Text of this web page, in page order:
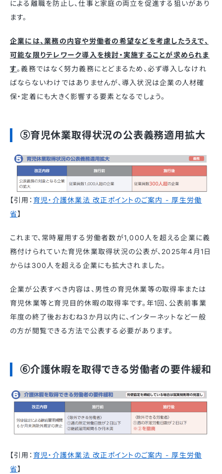
による離職を防止し、仕事と家庭の両立を促進する狙いがあり
ます。
企業には、業務の内容や労働者の希望などを考慮したうえで、
可能な限りテレワーク導入を検討・実施することが求められま
す。義務ではなく努力義務にとどまるため、必ず導入しなけれ
ばならないわけではありませんが、導入状況は企業の人材確
保・定着にも大きく影響する要素となるでしょう。
⑤育児休業取得状況の公表義務適用拡大
【引用： 育児・介護休業法 改正ポイントのご案内 - 厚生労働
省】
これまで、常時雇用する労働者数が1,000人を超える企業に義
務付けられていた育児休業取得状況の公表が、2025年4月1日
からは300人を超える企業にも拡大されました。
​企業が公表すべき内容は、男性の育児休業等の取得率または
育児休業等と育児目的休暇の取得率です。年1回、公表前事業
年度の終了後おおむね3か月以内に、インターネットなど一般
の方が閲覧できる方法で公表する必要があります。 ​
⑥介護休暇を取得できる労働者の要件緩和
【引用： 育児・介護休業法 改正ポイントのご案内 - 厚生労働
省】